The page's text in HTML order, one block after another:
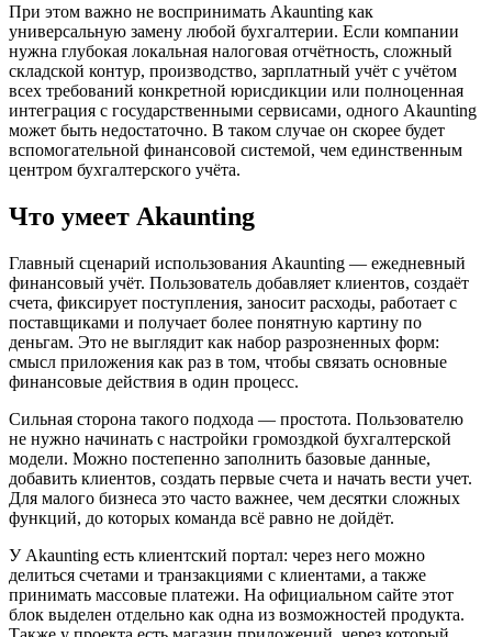
При этом важно не воспринимать Akaunting как
универсальную замену любой бухгалтерии. Если компании
нужна глубокая локальная налоговая отчётность, сложный
складской контур, производство, зарплатный учёт с учётом
всех требований конкретной юрисдикции или полноценная
интеграция с государственными сервисами, одного Akaunting
может быть недостаточно. В таком случае он скорее будет
вспомогательной финансовой системой, чем единственным
центром бухгалтерского учёта.
Что умеет Akaunting
Главный сценарий использования Akaunting — ежедневный
финансовый учёт. Пользователь добавляет клиентов, создаёт
счета, фиксирует поступления, заносит расходы, работает с
поставщиками и получает более понятную картину по
деньгам. Это не выглядит как набор разрозненных форм:
смысл приложения как раз в том, чтобы связать основные
финансовые действия в один процесс.
Сильная сторона такого подхода — простота. Пользователю
не нужно начинать с настройки громоздкой бухгалтерской
модели. Можно постепенно заполнить базовые данные,
добавить клиентов, создать первые счета и начать вести учет.
Для малого бизнеса это часто важнее, чем десятки сложных
функций, до которых команда всё равно не дойдёт.
У Akaunting есть клиентский портал: через него можно
делиться счетами и транзакциями с клиентами, а также
принимать массовые платежи. На официальном сайте этот
блок выделен отдельно как одна из возможностей продукта.